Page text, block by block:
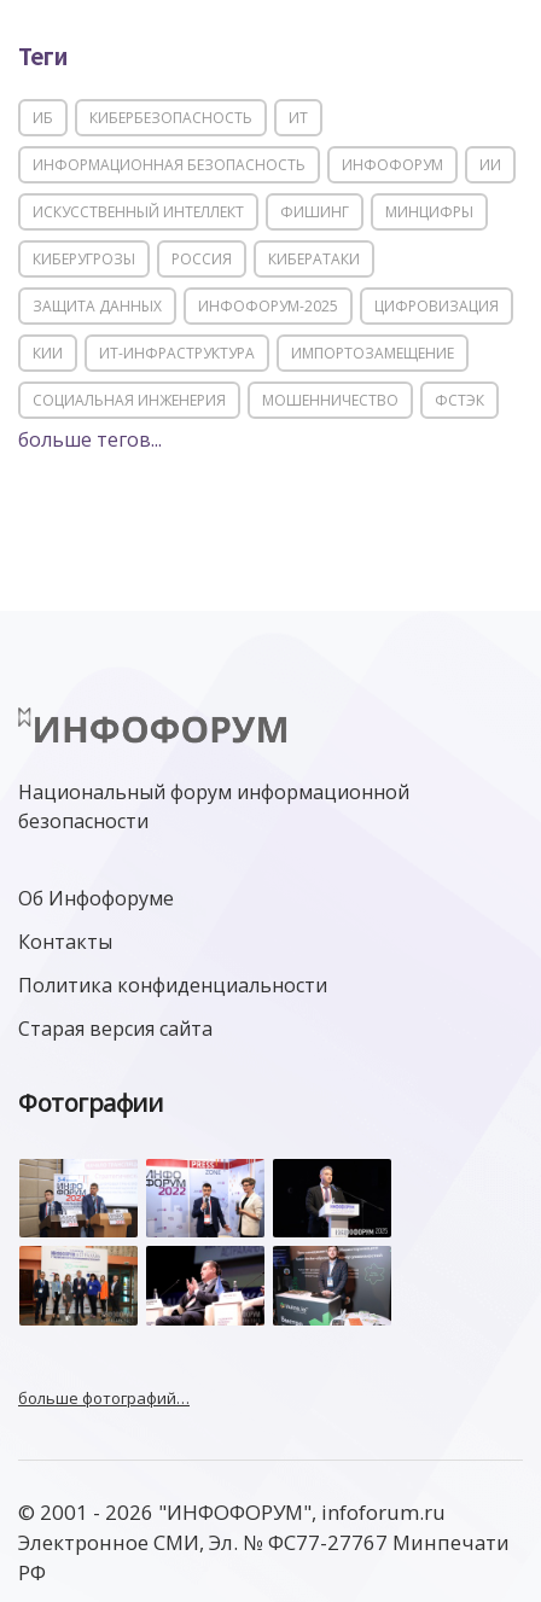
Теги
ИБ КИБЕРБЕЗОПАСНОСТЬ ИТ
ИНФОРМАЦИОННАЯ БЕЗОПАСНОСТЬ ИНФОФОРУМ ИИ
ИСКУССТВЕННЫЙ ИНТЕЛЛЕКТ ФИШИНГ МИНЦИФРЫ
КИБЕРУГРОЗЫ РОССИЯ КИБЕРАТАКИ
ЗАЩИТА ДАННЫХ ИНФОФОРУМ-2025 ЦИФРОВИЗАЦИЯ
КИИ ИТ-ИНФРАСТРУКТУРА ИМПОРТОЗАМЕЩЕНИЕ
СОЦИАЛЬНАЯ ИНЖЕНЕРИЯ МОШЕННИЧЕСТВО ФСТЭК
POSITIVE TECHNOLOGIES
МИНЦИФРЫ РОССИИ NGFW
больше тегов...
Национальный форум информационной
безопасности
Об Инфофоруме
Контакты
Политика конфиденциальности
Старая версия сайта
Фотографии
больше фотографий…
© 2001 - 2026 "ИНФОФОРУМ", infoforum.ru
Электронное СМИ, Эл. № ФС77-27767 Минпечати
РФ